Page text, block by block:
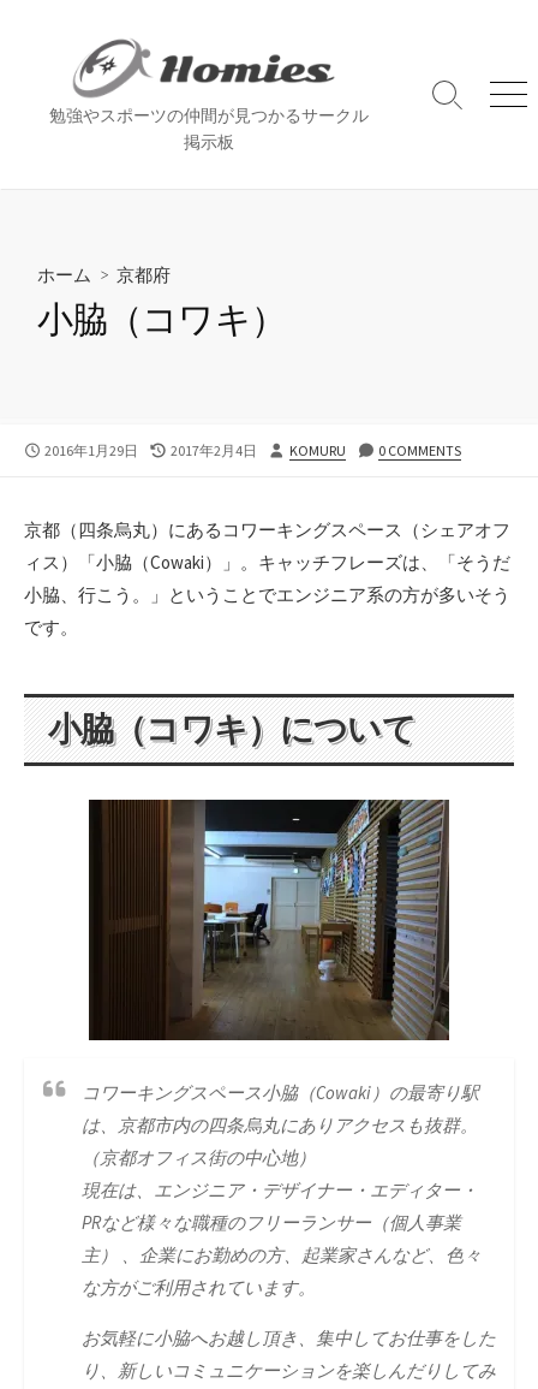
ス
勉強やスポーツの仲間が見つかるサークル
掲示板
検
メ
ホーム > 京都府
小脇（コワキ）
公
2016年1月29日
最
日
2017年2月4日
投
KOMURU 0 COMMENTS
京都（四条烏丸）にあるコワーキングスペース（シェアオフ
ィス）「小脇（Cowaki）」。キャッチフレーズは、「そうだ
小脇、行こう。」ということでエンジニア系の方が多いそう
です。
小脇（コワキ）について
コワーキングスペース小脇（Cowaki）の最寄り駅
は、京都市内の四条烏丸にありアクセスも抜群。
（京都オフィス街の中心地）
現在は、エンジニア・デザイナー・エディター・
PRなど様々な職種のフリーランサー（個人事業
主） 、企業にお勤めの方、起業家さんなど、色々
な方がご利用されています。
お気軽に小脇へお越し頂き、集中してお仕事をした
り、新しいコミュニケーションを楽しんだりしてみ